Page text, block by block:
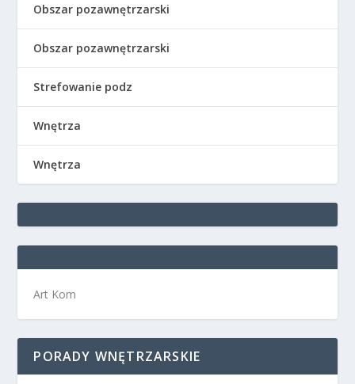
Obszar pozawnętrzarski
Obszar pozawnętrzarski
Strefowanie podz
Wnętrza
Wnętrza
Art Kom
PORADY WNĘTRZARSKIE